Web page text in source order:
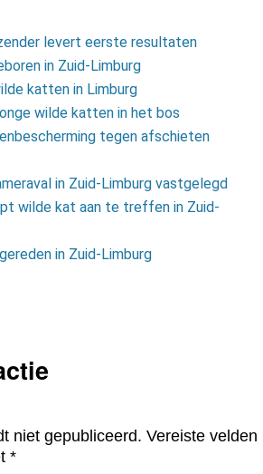
levert eerste resultaten
in Zuid-Limburg
katten in Limburg
wilde katten in het bos
tegen afschieten
in Zuid-Limburg vastgelegd
wilde kat aan te treffen in Zuid-
in Zuid-Limburg
niet gepubliceerd. Vereiste velden
*